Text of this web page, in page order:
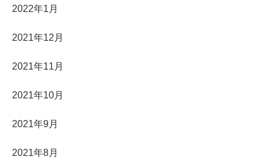
2022年1月
2021年12月
2021年11月
2021年10月
2021年9月
2021年8月